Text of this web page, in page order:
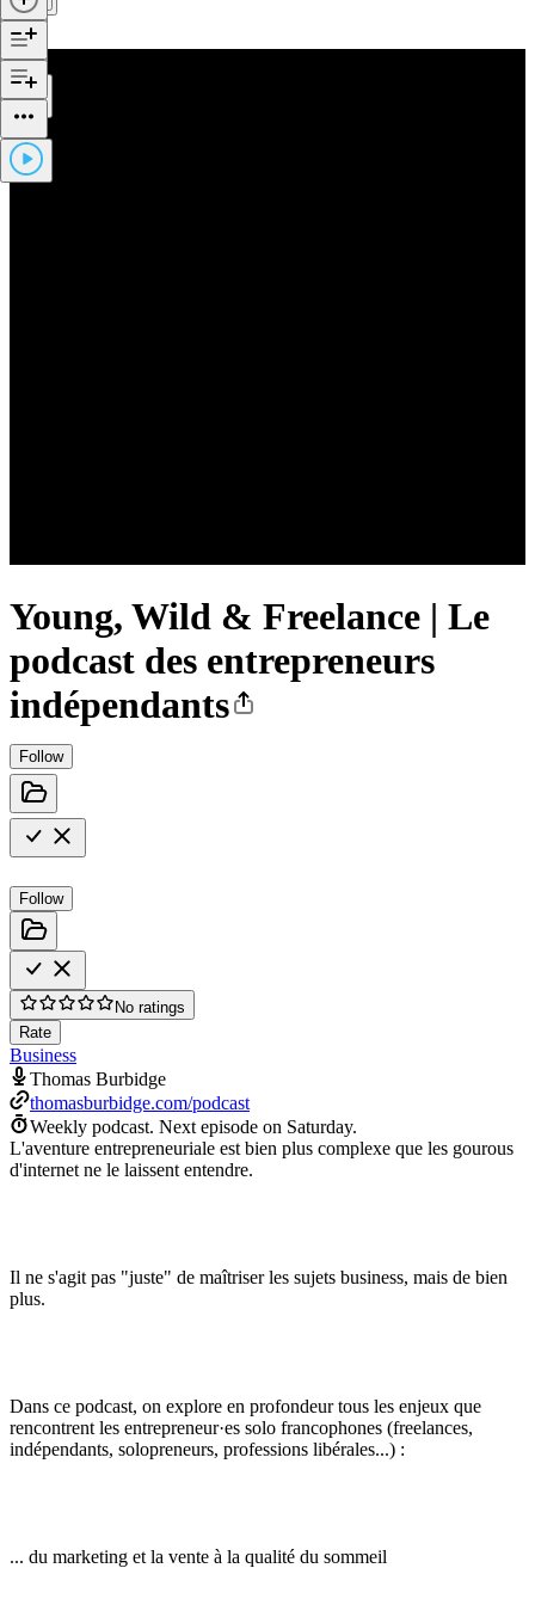
Young, Wild & Freelance | Le
podcast des entrepreneurs
indépendants
Follow
Follow
No ratings
Rate
Business
Thomas Burbidge
thomasburbidge.com/podcast
Weekly podcast. Next episode on Saturday.
L'aventure entrepreneuriale est bien plus complexe que les gourous
d'internet ne le laissent entendre.
Il ne s'agit pas "juste" de maîtriser les sujets business, mais de bien
plus.
Dans ce podcast, on explore en profondeur tous les enjeux que
rencontrent les entrepreneur·es solo francophones (freelances,
indépendants, solopreneurs, professions libérales...) :
... du marketing et la vente à la qualité du sommeil